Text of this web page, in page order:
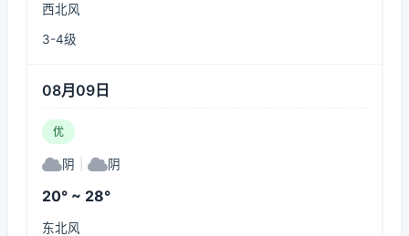
西北风
3-4级
08月09日
优
阴 阴
20° ~ 28°
东北风